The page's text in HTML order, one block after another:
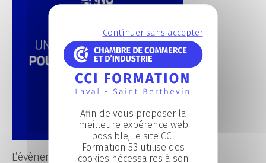
L’évènement itinérant proposera à
Continuer sans accepter
Afin de vous proposer la
meilleure expérence web
possible, le site CCI
Formation 53 utilise des
cookies nécessaires à son